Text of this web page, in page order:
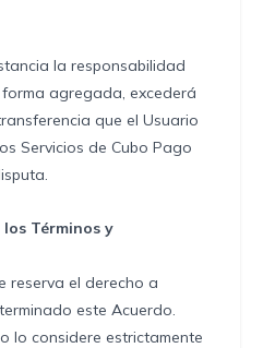
la responsabilidad
agregada, excederá
que el Usuario
Servicios de Cubo Pago
Términos y
reserva el derecho a
este Acuerdo.
lo considere estrictamente